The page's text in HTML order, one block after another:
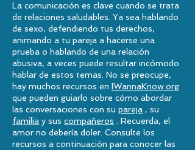
La comunicación es clave cuando se trata
de relaciones saludables. Ya sea hablando
de sexo, defendiendo tus derechos,
animando a tu pareja a hacerse una
prueba o hablando de una relación
abusiva, a veces puede resultar incómodo
hablar de estos temas. No se preocupe,
hay muchos recursos en IWannaKnow.org
que pueden guiarlo sobre cómo abordar
las conversaciones con su pareja , su
familia y sus compañeros . Recuerda, el
amor no debería doler. Consulte los
recursos a continuación para conocer las